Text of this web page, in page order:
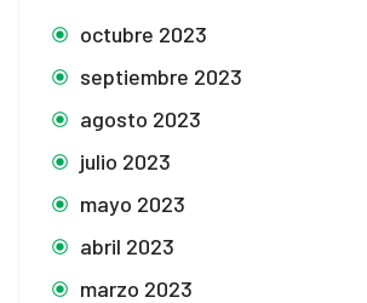
octubre 2023
septiembre 2023
agosto 2023
julio 2023
mayo 2023
abril 2023
marzo 2023